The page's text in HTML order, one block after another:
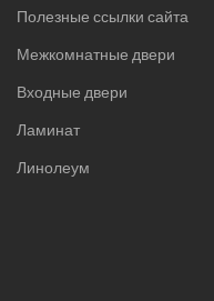
Полезные ссылки сайта
Межкомнатные двери
Входные двери
Ламинат
Линолеум